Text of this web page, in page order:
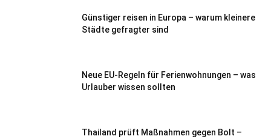
Günstiger reisen in Europa – warum kleinere
Städte gefragter sind
Neue EU-Regeln für Ferienwohnungen – was
Urlauber wissen sollten
Thailand prüft Maßnahmen gegen Bolt –